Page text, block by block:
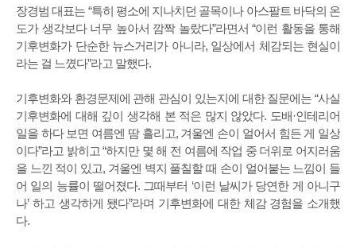
장경범 대표는 “특히 평소에 지나치던 골목이나 아스팔트 바닥의 온
도가 생각보다 너무 높아서 깜짝 놀랐다”라면서 “이런 활동을 통해
기후변화가 단순한 뉴스거리가 아니라, 일상에서 체감되는 현실이
라는 걸 느꼈다”라고 말했다.
기후변화와 환경문제에 관해 관심이 있는지에 대한 질문에는 “사실
기후변화에 대해 깊이 생각해 본 적은 많지 않았다. 도배·인테리어
일을 하다 보면 여름엔 땀 흘리고, 겨울엔 손이 얼어서 힘든 게 일상
이다”라고 밝히고 “하지만 몇 해 전 여름에 작업 중 더위로 어지러움
을 느낀 적이 있고, 겨울엔 벽지 풀칠할 때 손이 얼어붙는 느낌이 들
어 일의 능률이 떨어졌다. 그때부터 ‘이런 날씨가 당연한 게 아니구
나’ 하고 생각하게 됐다”라며 기후변화에 대한 체감 경험을 소개했
다.